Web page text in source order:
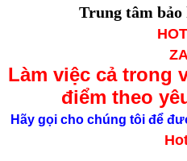
Trung tâm bảo
Làm việc cả trong
điểm theo
Hãy gọi cho chúng tôi để